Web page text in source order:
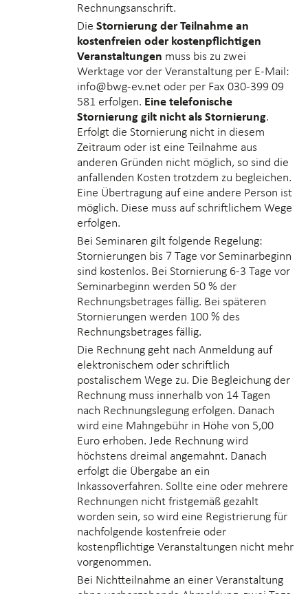
Rechnungsanschrift.
Die Stornierung der Teilnahme an
kostenfreien oder kostenpflichtigen
Veranstaltungen muss bis zu zwei
Werktage vor der Veranstaltung per E-Mail:
info@bwg-ev.net oder per Fax 030-399 09
581 erfolgen. Eine telefonische
Stornierung gilt nicht als Stornierung.
Erfolgt die Stornierung nicht in diesem
Zeitraum oder ist eine Teilnahme aus
anderen Gründen nicht möglich, so sind die
anfallenden Kosten trotzdem zu begleichen.
Eine Übertragung auf eine andere Person ist
möglich. Diese muss auf schriftlichem Wege
erfolgen.
Bei Seminaren gilt folgende Regelung:
Stornierungen bis 7 Tage vor Seminarbeginn
sind kostenlos. Bei Stornierung 6-3 Tage vor
Seminarbeginn werden 50 % der
Rechnungsbetrages fällig. Bei späteren
Stornierungen werden 100 % des
Rechnungsbetrages fällig.
Die Rechnung geht nach Anmeldung auf
elektronischem oder schriftlich
postalischem Wege zu. Die Begleichung der
Rechnung muss innerhalb von 14 Tagen
nach Rechnungslegung erfolgen. Danach
wird eine Mahngebühr in Höhe von 5,00
Euro erhoben. Jede Rechnung wird
höchstens dreimal angemahnt. Danach
erfolgt die Übergabe an ein
Inkassoverfahren. Sollte eine oder mehrere
Rechnungen nicht fristgemäß gezahlt
worden sein, so wird eine Registrierung für
nachfolgende kostenfreie oder
kostenpflichtige Veranstaltungen nicht mehr
vorgenommen.
Bei Nichtteilnahme an einer Veranstaltung